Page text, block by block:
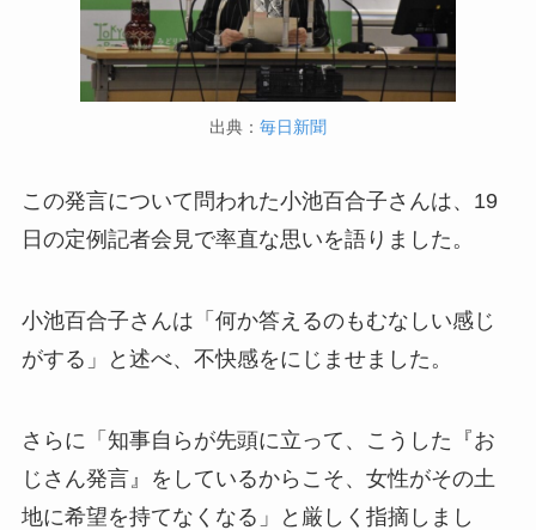
出典： 毎日新聞
この発言について問われた小池百合子さんは、19
日の定例記者会見で率直な思いを語りました。
小池百合子さんは「何か答えるのもむなしい感じ
がする」と述べ、不快感をにじませました。
さらに「知事自らが先頭に立って、こうした『お
じさん発言』をしているからこそ、女性がその土
地に希望を持てなくなる」と厳しく指摘しまし